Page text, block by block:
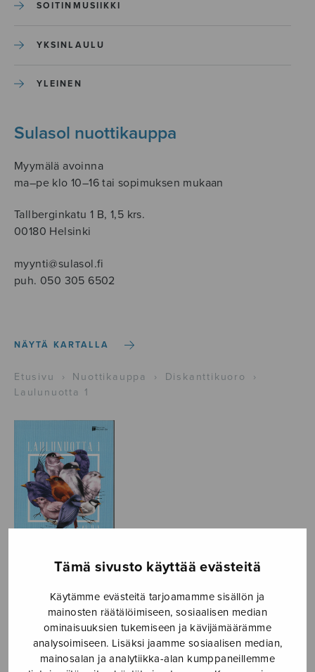
Tämä sivusto käyttää evästeitä
Käytämme evästeitä tarjoamamme sisällön ja
mainosten räätälöimiseen, sosiaalisen median
ominaisuuksien tukemiseen ja kävijämäärämme
analysoimiseen. Lisäksi jaamme sosiaalisen median,
mainosalan ja analytiikka-alan kumppaneillemme
SOITINMUSIIKKI
YKSINLAULU
YLEINEN
Sulasol nuottikauppa
Myymälä avoinna
ma–pe klo 10–16 tai sopimuksen mukaan
Tallberginkatu 1 B, 1,5 krs.
00180 Helsinki
myynti@sulasol.fi
puh. 050 305 6502
NÄYTÄ KARTALLA
Etusivu › Nuottikauppa › Diskanttikuoro
›
Laulunuotta 1
Laulunuotta 1
useita
various